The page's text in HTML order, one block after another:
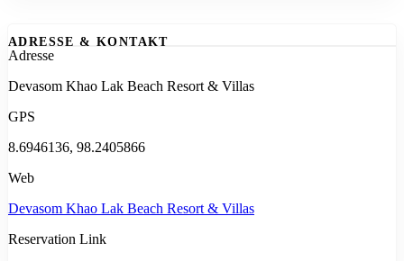
ADRESSE & KONTAKT
Adresse
Devasom Khao Lak Beach Resort & Villas
GPS
8.6946136, 98.2405866
Web
Devasom Khao Lak Beach Resort & Villas
Reservation Link